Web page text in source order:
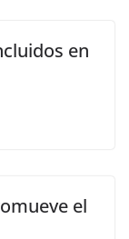
en
el